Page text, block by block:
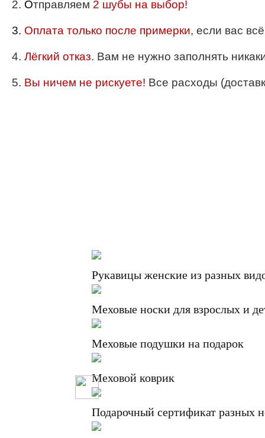
2. Отправляем 2 шубы на выбор!
3. Оплата только после примерки, если вас
4. Лёгкий отказ. Вам не нужно заполнять
5. Вы ничем не рискуете! Все расходы
Рукавицы женские из разных
Меховые носки для взрослых и
Меховые подушки на подарок
Меховой коврик
Подарочный сертификат разных